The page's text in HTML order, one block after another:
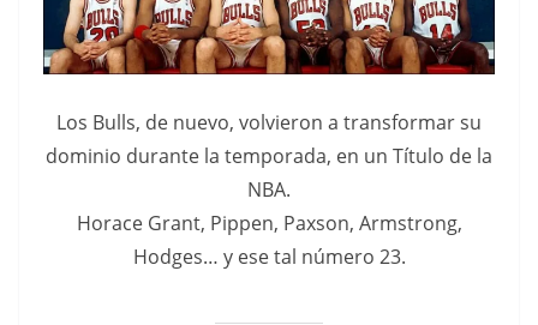
Los Bulls, de nuevo, volvieron a transformar su
dominio durante la temporada, en un Título de la
NBA.
Horace Grant, Pippen, Paxson, Armstrong,
Hodges… y ese tal número 23.